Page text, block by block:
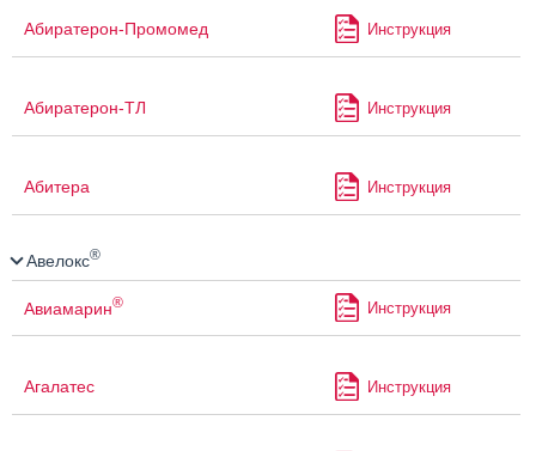
Абиратерон-Промомед Инструкция
Абиратерон-ТЛ Инструкция
Абитера Инструкция
Авелокс®
Авиамарин® Инструкция
Агалатес Инструкция